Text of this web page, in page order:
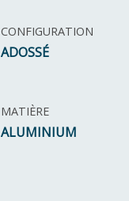
CONFIGURATION
ADOSSÉ
MATIÈRE
ALUMINIUM